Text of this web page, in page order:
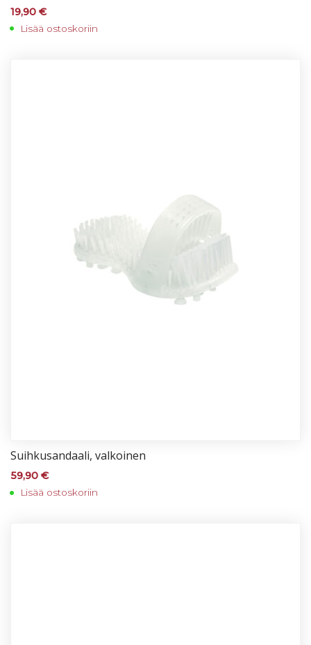
19,90 €
Lisää ostoskoriin
Suih­ku­san­daa­li, val­koi­nen
59,90 €
Lisää ostoskoriin